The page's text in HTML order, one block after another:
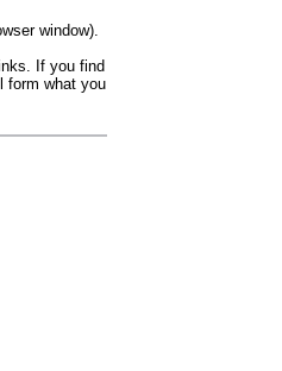
window).
If you find
form what you